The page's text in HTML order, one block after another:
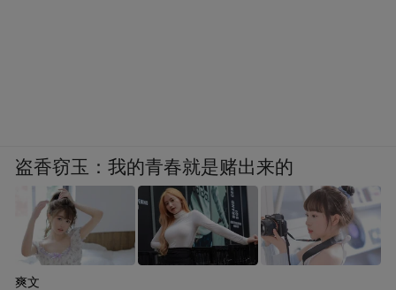
盗香窃玉：我的青春就是赌出来的
爽文